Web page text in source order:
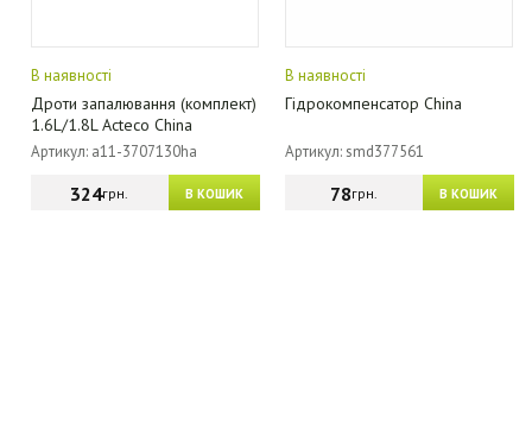
В наявності
Дроти запалювання (комплект)
1.6L/1.8L Acteco China
Артикул: a11-3707130ha
В КОШИК
324грн.
В наявності
Гідрокомпенсатор China
Артикул: smd377561
В КОШИК
78грн.